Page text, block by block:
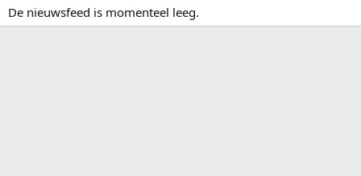
De nieuwsfeed is momenteel leeg.